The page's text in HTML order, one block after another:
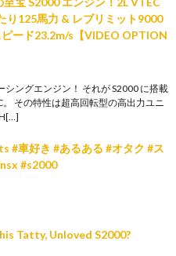
り125馬力 & レブリミット9000
ード23.2m/s【VIDEO OPTION
シングエンジン！ それが S2000 に搭載
。 その特性は超高回転型の高出力ユニ
#車好き #あるある #オタク #ス
#s2000
Tatty, Unloved S2000?